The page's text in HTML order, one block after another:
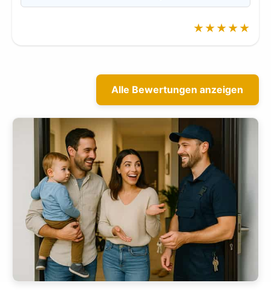
★★★★★
Alle Bewertungen anzeigen